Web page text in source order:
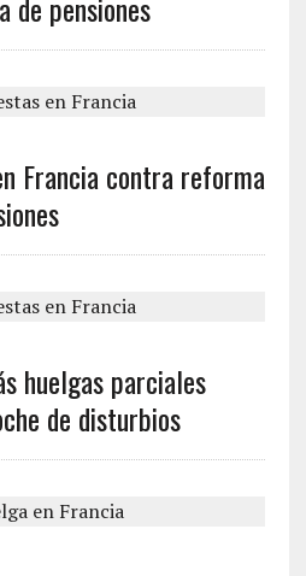
Francia contra reforma
huelgas parciales
de disturbios